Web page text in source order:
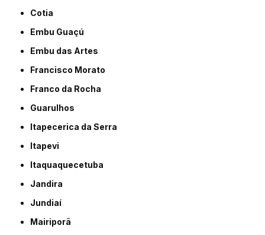
Cotia
Embu Guaçú
Embu das Artes
Francisco Morato
Franco da Rocha
Guarulhos
Itapecerica da Serra
Itapevi
Itaquaquecetuba
Jandira
Jundiaí
Mairiporã